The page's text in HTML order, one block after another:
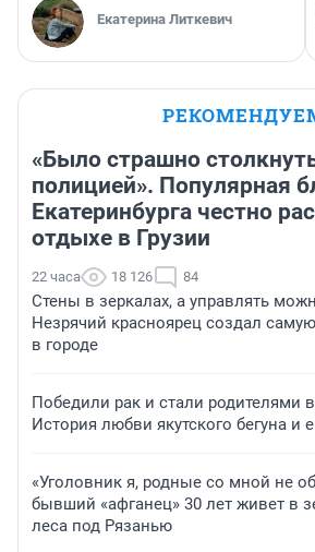
Екатерина Литкевич
«Было страшно
полицией». Популярная
Екатеринбурга честно
отдыхе в Грузии
22 часа 18 126 84
Стены в зеркалах, а управлять
Незрячий красноярец создал
в городе
Победили рак и стали родителями
История любви якутского бегуна и
«Уголовник я, родные со мной не
бывший «афганец» 30 лет живет в
леса под Рязанью